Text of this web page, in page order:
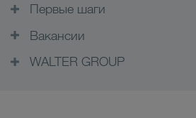
Первые шаги
Вакансии
WALTER GROUP